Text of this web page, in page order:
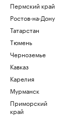
Пермский край
Ростов-на-Дону
Татарстан
Тюмень
Черноземье
Кавказ
Карелия
Мурманск
Приморский
край